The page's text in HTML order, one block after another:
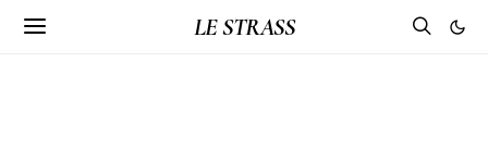
LE STRASS